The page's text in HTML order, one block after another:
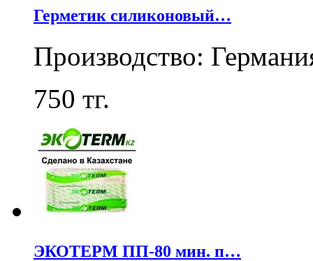
Герметик силиконовый…
Производство:
750 тг.
ЭКОТЕРМ ПП-80 мин. п…